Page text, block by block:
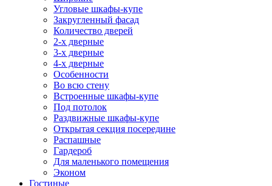
Угловые шкафы-купе
Закругленный фасад
Количество дверей
2-х дверные
3-х дверные
4-х дверные
Особенности
Во всю стену
Встроенные шкафы-купе
Под потолок
Раздвижные шкафы-купе
Открытая секция посередине
Распашные
Гардероб
Для маленького помещения
Эконом
Гостиные